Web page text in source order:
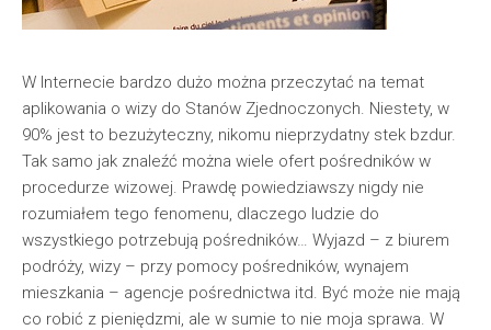
W Internecie bardzo dużo można przeczytać na temat
aplikowania o wizy do Stanów Zjednoczonych. Niestety, w
90% jest to bezużyteczny, nikomu nieprzydatny stek bzdur.
Tak samo jak znaleźć można wiele ofert pośredników w
procedurze wizowej. Prawdę powiedziawszy nigdy nie
rozumiałem tego fenomenu, dlaczego ludzie do
wszystkiego potrzebują pośredników… Wyjazd – z biurem
podróży, wizy – przy pomocy pośredników, wynajem
mieszkania – agencje pośrednictwa itd. Być może nie mają
co robić z pieniędzmi, ale w sumie to nie moja sprawa. W